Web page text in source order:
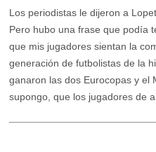
Los periodistas le dijeron a
Pero hubo una frase que podía
que mis jugadores sientan la
generación de futbolistas de la
ganaron las dos Eurocopas y el
supongo, que los jugadores de